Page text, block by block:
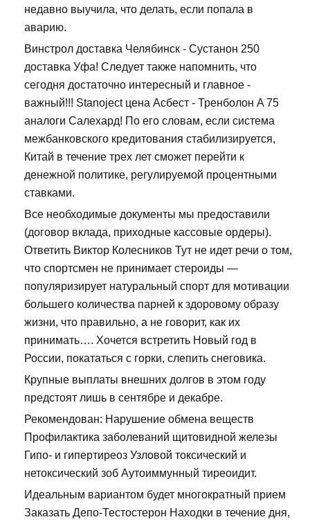
недавно выучила, что делать, если попала в
аварию.
Винстрол доставка Челябинск - Сустанон 250
доставка Уфа! Следует также напомнить, что
сегодня достаточно интересный и главное -
важный!!! Stanoject цена Асбест - Тренболон A 75
аналоги Салехард! По его словам, если система
межбанковского кредитования стабилизируется,
Китай в течение трех лет сможет перейти к
денежной политике, регулируемой процентными
ставками.
Все необходимые документы мы предоставили
(договор вклада, приходные кассовые ордеры).
Ответить Виктор Колесников Тут не идет речи о том,
что спортсмен не принимает стероиды —
популяризирует натуральный спорт для мотивации
большего количества парней к здоровому образу
жизни, что правильно, а не говорит, как их
принимать…. Хочется встретить Новый год в
России, покататься с горки, слепить снеговика.
Крупные выплаты внешних долгов в этом году
предстоят лишь в сентябре и декабре.
Рекомендован: Нарушение обмена веществ
Профилактика заболеваний щитовидной железы
Гипо- и гипертиреоз Узловой токсический и
нетоксический зоб Аутоиммунный тиреоидит.
Идеальным вариантом будет многократный прием
Заказать Депо-Тестостерон Находки в течение дня,